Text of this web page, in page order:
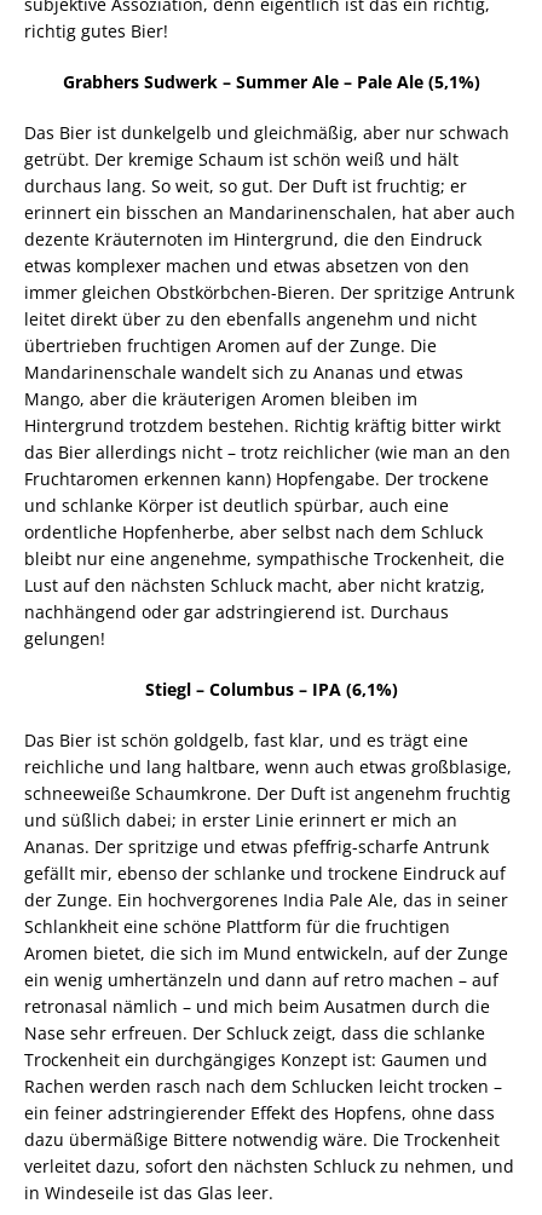
subjektive Assoziation, denn eigentlich ist das ein richtig,
richtig gutes Bier!
Grabhers Sudwerk – Summer Ale – Pale Ale (5,1%)
Das Bier ist dunkelgelb und gleichmäßig, aber nur schwach
getrübt. Der kremige Schaum ist schön weiß und hält
durchaus lang. So weit, so gut. Der Duft ist fruchtig; er
erinnert ein bisschen an Mandarinenschalen, hat aber auch
dezente Kräuternoten im Hintergrund, die den Eindruck
etwas komplexer machen und etwas absetzen von den
immer gleichen Obstkörbchen-Bieren. Der spritzige Antrunk
leitet direkt über zu den ebenfalls angenehm und nicht
übertrieben fruchtigen Aromen auf der Zunge. Die
Mandarinenschale wandelt sich zu Ananas und etwas
Mango, aber die kräuterigen Aromen bleiben im
Hintergrund trotzdem bestehen. Richtig kräftig bitter wirkt
das Bier allerdings nicht – trotz reichlicher (wie man an den
Fruchtaromen erkennen kann) Hopfengabe. Der trockene
und schlanke Körper ist deutlich spürbar, auch eine
ordentliche Hopfenherbe, aber selbst nach dem Schluck
bleibt nur eine angenehme, sympathische Trockenheit, die
Lust auf den nächsten Schluck macht, aber nicht kratzig,
nachhängend oder gar adstringierend ist. Durchaus
gelungen!
Stiegl – Columbus – IPA (6,1%)
Das Bier ist schön goldgelb, fast klar, und es trägt eine
reichliche und lang haltbare, wenn auch etwas großblasige,
schneeweiße Schaumkrone. Der Duft ist angenehm fruchtig
und süßlich dabei; in erster Linie erinnert er mich an
Ananas. Der spritzige und etwas pfeffrig-scharfe Antrunk
gefällt mir, ebenso der schlanke und trockene Eindruck auf
der Zunge. Ein hochvergorenes India Pale Ale, das in seiner
Schlankheit eine schöne Plattform für die fruchtigen
Aromen bietet, die sich im Mund entwickeln, auf der Zunge
ein wenig umhertänzeln und dann auf retro machen – auf
retronasal nämlich – und mich beim Ausatmen durch die
Nase sehr erfreuen. Der Schluck zeigt, dass die schlanke
Trockenheit ein durchgängiges Konzept ist: Gaumen und
Rachen werden rasch nach dem Schlucken leicht trocken –
ein feiner adstringierender Effekt des Hopfens, ohne dass
dazu übermäßige Bittere notwendig wäre. Die Trockenheit
verleitet dazu, sofort den nächsten Schluck zu nehmen, und
in Windeseile ist das Glas leer.